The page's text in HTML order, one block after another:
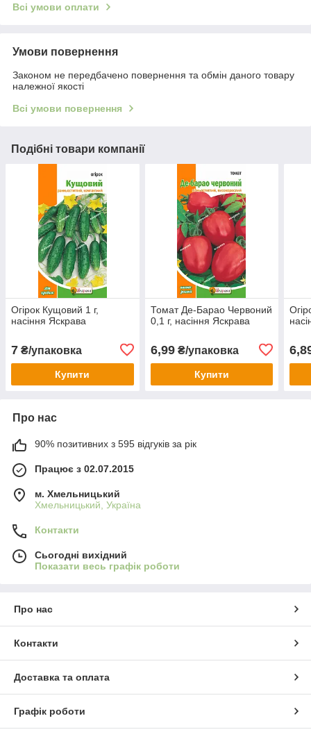
Всі умови оплати
Умови повернення
Законом не передбачено повернення та обмін даного товару
належної якості
Всі умови повернення
Подібні товари компанії
Огірок Кущовий 1 г,
насіння Яскрава
7 ₴/упаковка
Купити
Томат Де-Барао Червоний
0,1 г, насіння Яскрава
6,99₴/упаковка
Купити
Про нас
90% позитивних з 595 відгуків за рік
Працює з 02.07.2015
м. Хмельницький
Хмельницький, Україна
Контакти
Сьогодні вихідний
Показати весь графік роботи
Про нас
Контакти
Доставка та оплата
Графік роботи